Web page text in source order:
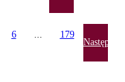
6 179
Następna